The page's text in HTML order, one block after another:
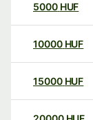
5000 HUF
10000 HUF
15000 HUF